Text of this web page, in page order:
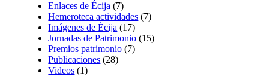
Enlaces de Écija (7)
Hemeroteca actividades (7)
Imágenes de Écija (17)
Jornadas de Patrimonio (15)
Premios patrimonio (7)
Publicaciones (28)
Videos (1)